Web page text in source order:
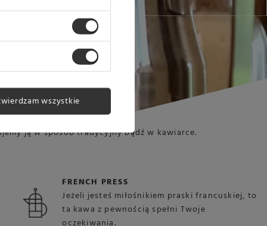
ją w sposób tradycyjny bądź w kawiarce.
FRENCH PRESS
Jeżeli jesteś miłośnikiem praski francuskiej, to
ta kawa z pewnością spełni Twoje
wszystkie